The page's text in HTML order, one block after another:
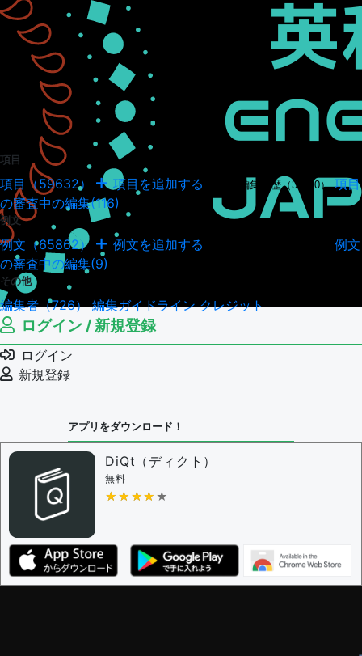
項目
項目（59632） 項目を追加する 項目の編集履歴（34950） 項目
の審査中の編集(116)
例文
例文（65862） 例文を追加する
例文
の審査中の編集(9)
その他
編集者（726）編集ガイドラインクレジット
ログイン / 新規登録
ログイン
新規登録
アプリをダウンロード！
DiQt（ディクト）
無料
★★★★★
★★★★★